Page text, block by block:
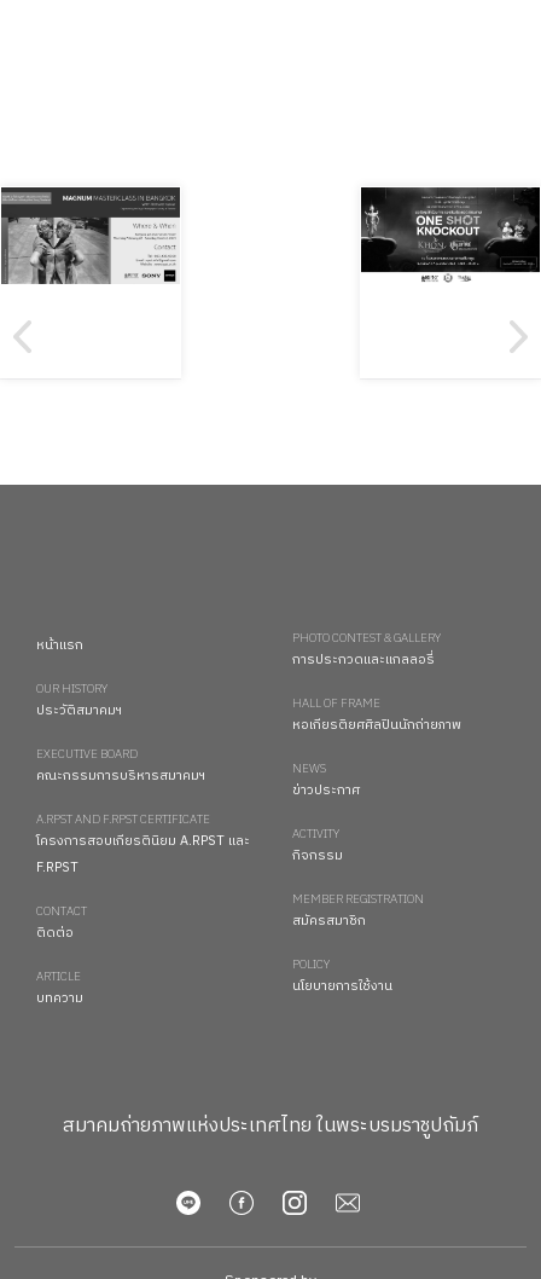
หน้าแรก
OUR HISTORY
ประวัติสมาคมฯ
EXECUTIVE BOARD
คณะกรรมการบริหารสมาคมฯ
A.RPST AND F.RPST CERTIFICATE
โครงการสอบเกียรตินิยม A.RPST และ
F.RPST
CONTACT
ติดต่อ
ARTICLE
บทความ
PHOTO CONTEST & GALLERY
การประกวดและแกลลอรี่
HALL OF FRAME
หอเกียรติยศศิลปินนักถ่ายภาพ
NEWS
ข่าวประกาศ
ACTIVITY
กิจกรรม
MEMBER REGISTRATION
สมัครสมาชิก
POLICY
นโยบายการใช้งาน
สมาคมถ่ายภาพแห่งประเทศไทย ในพระบรมราชูปถัมภ์